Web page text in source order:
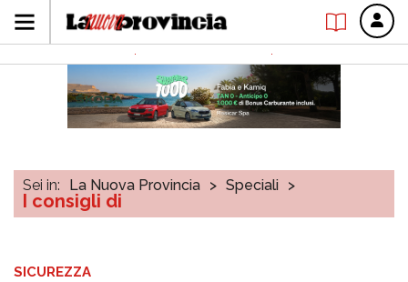
Sei in: La Nuova Provincia > Speciali >
I consigli di
SICUREZZA